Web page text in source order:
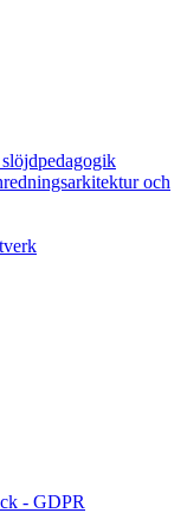
och
- GDPR